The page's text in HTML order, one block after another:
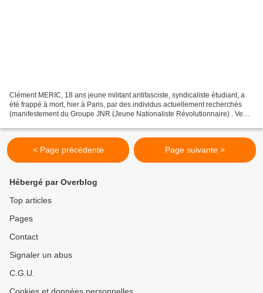
Clément MERIC, 18 ans jeune militant antifasciste, syndicaliste étudiant, a
été frappé à mort, hier à Paris, par des individus actuellement recherchés
(manifestement du Groupe JNR (Jeune Nationaliste Révolutionnaire) . Venu
< Page précédente Page suivante >
Hébergé par Overblog
Top articles
Pages
Contact
Signaler un abus
C.G.U.